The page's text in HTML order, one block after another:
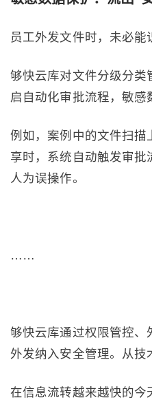
员工外发文件时，未必
够快云库对文件分级分
启自动化审批流程，敏感
例如，案例中的文件扫
享时，系统自动触发审
人为误操作。
……
够快云库通过权限管控
外发纳入安全管理。从技
在信息流转越来越快的